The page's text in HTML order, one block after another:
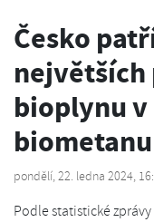
Česko
bioplynu
pondělí, 22. ledna 2024,
Podle statistické